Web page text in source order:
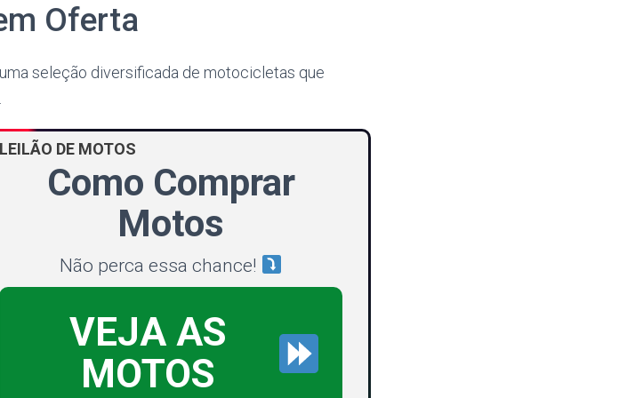
Oferta
seleção diversificada de motocicletas que
LEILÃO DE MOTOS
Como Comprar
Motos
Não perca essa chance!
VEJA AS
MOTOS